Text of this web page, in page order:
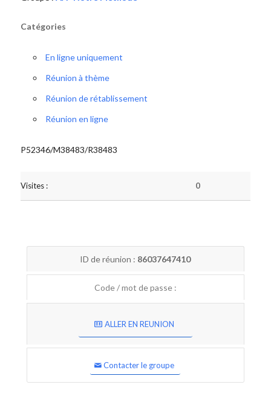
Catégories
En ligne uniquement
Réunion à thème
Réunion de rétablissement
Réunion en ligne
P52346/M38483/R38483
Visites : 0
ID de réunion : 86037647410
Code / mot de passe :
ALLER EN REUNION
Contacter le groupe